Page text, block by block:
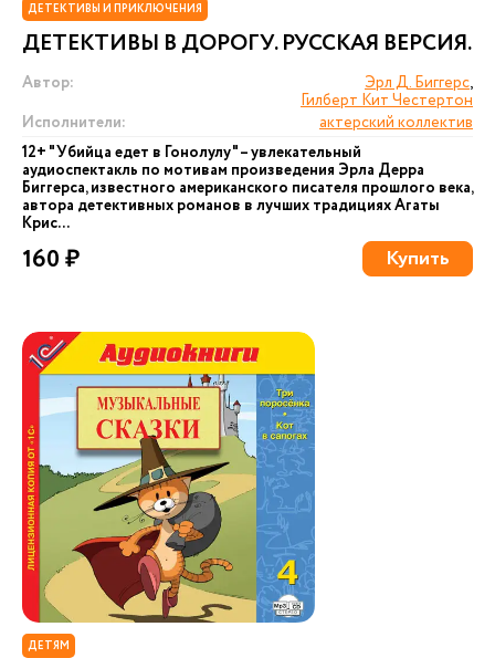
ДЕТЕКТИВЫ И ПРИКЛЮЧЕНИЯ
ДЕТЕКТИВЫ В ДОРОГУ. РУССКАЯ ВЕРСИЯ.
Автор: Эрл Д. Биггерс,
Гилберт Кит Честертон
Исполнители:
актерский коллектив
12+ "Убийца едет в Гонолулу" – увлекательный
аудиоспектакль по мотивам произведения Эрла Дерра
Биггерса, известного американского писателя прошлого века,
автора детективных романов в лучших традициях Агаты
Крис...
160 ₽ Купить
ДЕТЯМ